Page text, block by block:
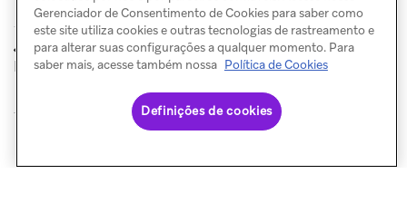
ANTERIOR
Especificações de imagem
PRÓXIMO
Blocos do
© Braze. All Rights Reserved Privacy Policy
Gerenciador de Consentimento de Cookies para saber como
este site utiliza cookies e outras tecnologias de rastreamento e
para alterar suas configurações a qualquer momento. Para
saber mais, acesse também nossa Política de Cookies
Definições de cookies